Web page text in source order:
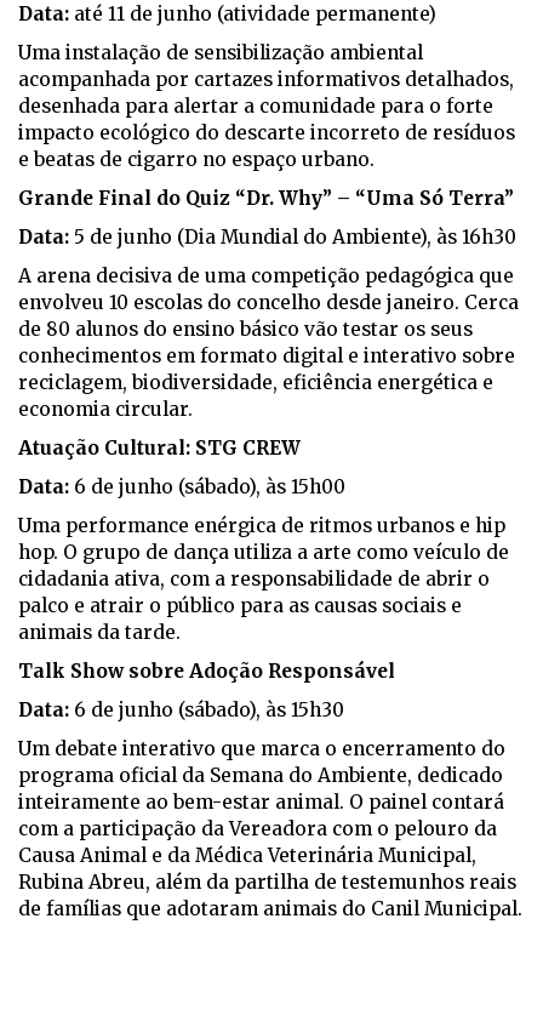
Data: até 11 de junho (atividade permanente)
Uma instalação de sensibilização ambiental
acompanhada por cartazes informativos detalhados,
desenhada para alertar a comunidade para o forte
impacto ecológico do descarte incorreto de resíduos
e beatas de cigarro no espaço urbano.
Grande Final do Quiz “Dr. Why” – “Uma Só Terra”
Data: 5 de junho (Dia Mundial do Ambiente), às 16h30
A arena decisiva de uma competição pedagógica que
envolveu 10 escolas do concelho desde janeiro. Cerca
de 80 alunos do ensino básico vão testar os seus
conhecimentos em formato digital e interativo sobre
reciclagem, biodiversidade, eficiência energética e
economia circular.
Atuação Cultural: STG CREW
Data: 6 de junho (sábado), às 15h00
Uma performance enérgica de ritmos urbanos e hip
hop. O grupo de dança utiliza a arte como veículo de
cidadania ativa, com a responsabilidade de abrir o
palco e atrair o público para as causas sociais e
animais da tarde.
Talk Show sobre Adoção Responsável
Data: 6 de junho (sábado), às 15h30
Um debate interativo que marca o encerramento do
programa oficial da Semana do Ambiente, dedicado
inteiramente ao bem-estar animal. O painel contará
com a participação da Vereadora com o pelouro da
Causa Animal e da Médica Veterinária Municipal,
Rubina Abreu, além da partilha de testemunhos reais
de famílias que adotaram animais do Canil Municipal.